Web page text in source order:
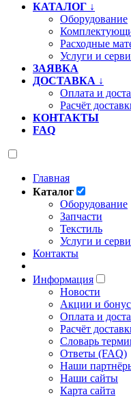
КАТАЛОГ ↓
Оборудование
Расходные
Услуги и
ЗАЯВКА
ДОСТАВКА ↓
Оплата и
Расчёт
КОНТАКТЫ
FAQ
Главная
Каталог
Оборудование
Запчасти
Текстиль
Услуги и
Контакты
Информация
Новости
Акции и
Оплата и
Расчёт
Словарь
Ответы (FAQ)
Наши
Наши сайты
Карта сайта